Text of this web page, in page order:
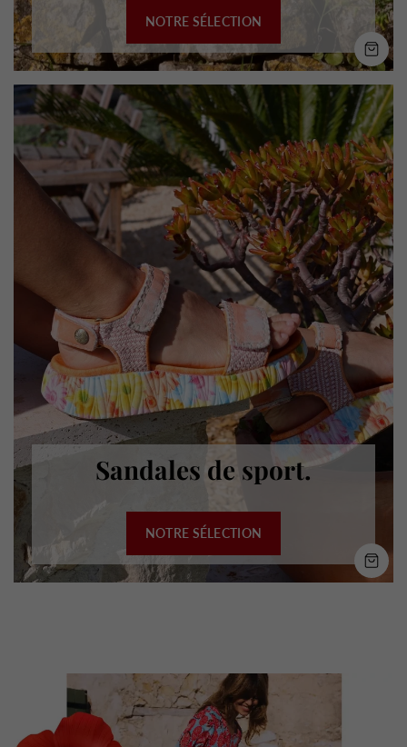
NOTRE SÉLECTION
Sandales de sport.
NOTRE SÉLECTION